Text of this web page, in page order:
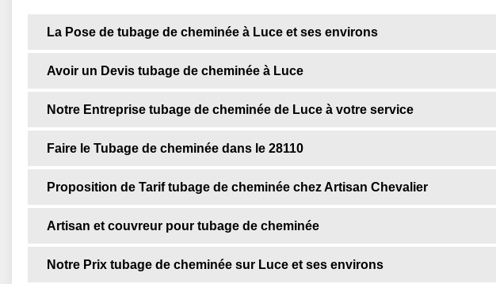
La Pose de tubage de cheminée à Luce et ses environs
Avoir un Devis tubage de cheminée à Luce
Notre Entreprise tubage de cheminée de Luce à votre service
Faire le Tubage de cheminée dans le 28110
Proposition de Tarif tubage de cheminée chez Artisan Chevalier
Artisan et couvreur pour tubage de cheminée
Notre Prix tubage de cheminée sur Luce et ses environs